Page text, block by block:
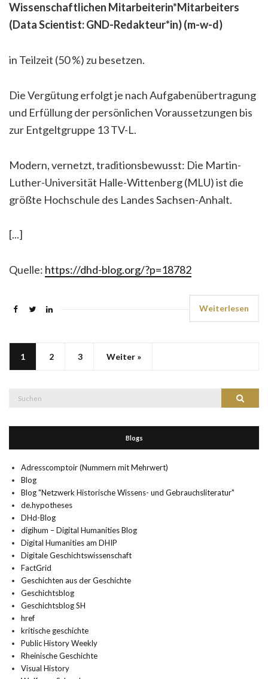
Wissenschaftlichen Mitarbeiterin*Mitarbeiters
(Data Scientist: GND-Redakteur*in) (m-w-d)
in Teilzeit (50 %) zu besetzen.
Die Vergütung erfolgt je nach Aufgabenübertragung
und Erfüllung der persönlichen Voraussetzungen bis
zur Entgeltgruppe 13 TV-L.
Modern, vernetzt, traditionsbewusst: Die Martin-
Luther-Universität Halle-Wittenberg (MLU) ist die
größte Hochschule des Landes Sachsen-Anhalt.
[...]
Quelle: https://dhd-blog.org/?p=18782
Weiterlesen
1 2 3 Weiter »
Suchen
Blogs
Adresscomptoir (Nummern mit Mehrwert)
Blog
Blog "Netzwerk Historische Wissens- und Gebrauchsliteratur"
de.hypotheses
DHd-Blog
digihum – Digital Humanities Blog
Digital Humanities am DHIP
Digitale Geschichtswissenschaft
FactGrid
Geschichten aus der Geschichte
Geschichtsblog
Geschichtsblog SH
href
kritische geschichte
Public History Weekly
Rheinische Geschichte
Visual History